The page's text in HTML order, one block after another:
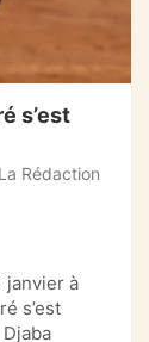
s’est
La Rédaction
janvier à
s’est